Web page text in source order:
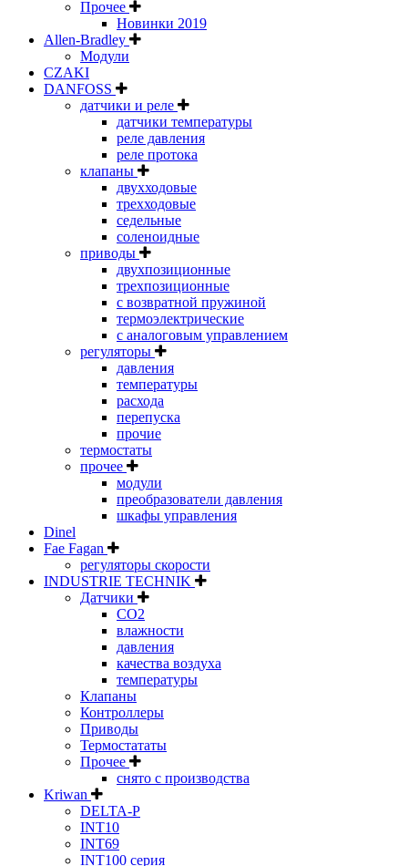
Прочее
Новинки 2019
Allen-Bradley
Модули
CZAKI
DANFOSS
датчики и реле
датчики температуры
реле давления
реле протока
клапаны
двухходовые
трехходовые
седельные
соленоидные
приводы
двухпозиционные
трехпозиционные
с возвратной пружиной
термоэлектрические
с аналоговым управлением
регуляторы
давления
температуры
расхода
перепуска
прочие
термостаты
прочее
модули
преобразователи давления
шкафы управления
Dinel
Fae Fagan
регуляторы скорости
INDUSTRIE TECHNIK
Датчики
CO2
влажности
давления
качества воздуха
температуры
Клапаны
Контроллеры
Приводы
Термостататы
Прочее
снято с производства
Kriwan
DELTA-P
INT10
INT69
INT100 серия